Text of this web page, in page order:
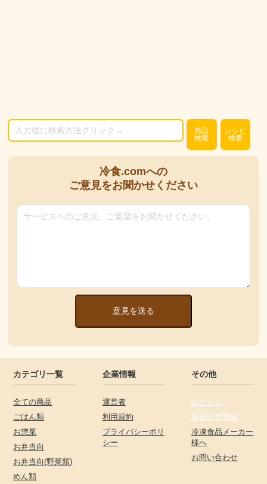
商品
検索
レシピ
検索
冷食.comへの
ご意見をお聞かせください
意見を送る
カテゴリ一覧
全ての商品
ごはん類
お惣菜
お弁当向
お弁当向(野菜類)
めん類
企業情報
運営者
利用規約
プライバシーポリ
シー
その他
ログイン
新規会員登録
冷凍食品メーカー
様へ
お問い合わせ